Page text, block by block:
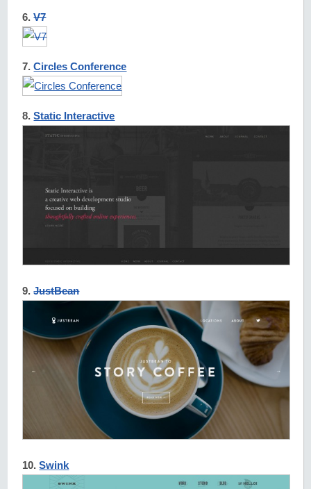
6.V7
7.Circles Conference
8.Static Interactive
9.JustBean
10.Swink